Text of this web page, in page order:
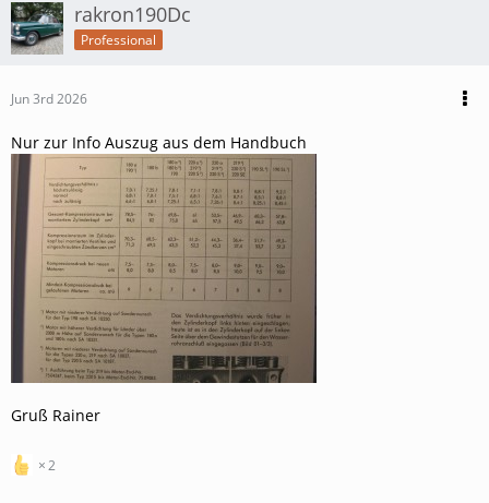
rakron190Dc
Professional
Jun 3rd 2026
Nur zur Info Auszug aus dem Handbuch
Gruß Rainer
2